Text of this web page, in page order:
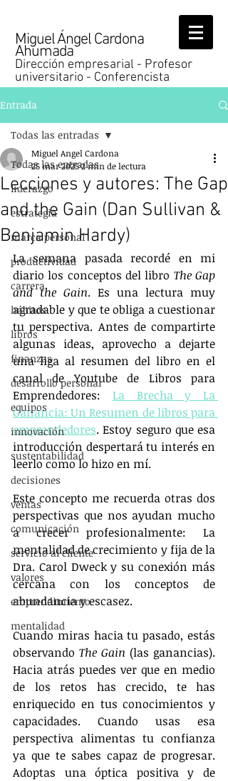
Miguel Ángel Cardona
Ahumada
Dirección empresarial - Profesor
universitario - Conferencista
Entrada
Todas las entradas
liderazgo
estrategia
marca personal
productividad
carrera
hábitos
libros
finanzas
desarrollo personal
equipos
innovación
sustentabilidad
decisiones
ventas
comunicación
servicio al cliente
valores
emprendimiento
mentalidad
Todas las entradas
Lecciones y autores: The Gap
and the Gain (Dan Sullivan &
Benjamin Hardy)
Miguel Angel Cardona
25 mar 20252 min de lectura
La semana pasada recordé en mi
diario los conceptos del libro The Gap
and the Gain. Es una lectura muy
agradable y que te obliga a cuestionar
tu perspectiva. Antes de compartirte
algunas ideas, aprovecho a dejarte
una liga al resumen del libro en el
canal de Youtube de Libros para
Emprendedores: La Brecha y La
Ganancia: Un Resumen de libros para
emprendedores. Estoy seguro que esa
introducción despertará tu interés en
leerlo como lo hizo en mí.
Este concepto me recuerda otras dos
perspectivas que nos ayudan mucho
a crecer profesionalmente: La
mentalidad de crecimiento y fija de la
Dra. Carol Dweck y su conexión más
cercana con los conceptos de
abundancia y escasez.
Cuando miras hacia tu pasado, estás
observando The Gain (las ganancias).
Hacia atrás puedes ver que en medio
de los retos has crecido, te has
enriquecido en tus conocimientos y
capacidades. Cuando usas esa
perspectiva alimentas tu confianza
ya que te sabes capaz de progresar.
Adoptas una óptica positiva y de